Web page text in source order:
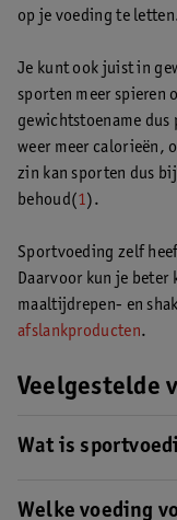
op je voeding te
Je kunt ook juist in
sporten meer spieren
gewichtstoename dus
weer meer calorieën,
zin kan sporten dus
behoud(1).
Sportvoeding zelf
Daarvoor kun je
maaltijdrepen- en
afslankproducten.
Veelgestelde
Wat is
speciaal gemaakt zijn
Welke voeding